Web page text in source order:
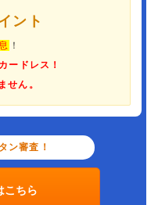
ント
！
ードレス！
せん。
ン審査！
こちら